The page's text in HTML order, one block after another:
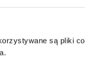
są pliki